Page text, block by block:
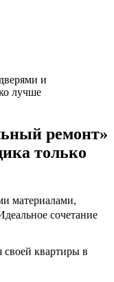
и
лучше
ремонт»
только
материалами,
сочетание
своей квартиры в